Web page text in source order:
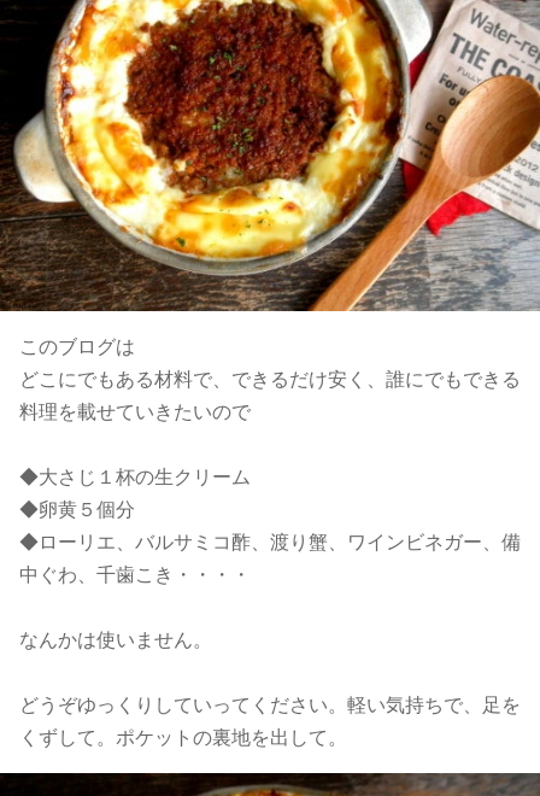
このブログは
どこにでもある材料で、できるだけ安く、誰にでもできる
料理を載せていきたいので
◆大さじ１杯の生クリーム
◆卵黄５個分
◆ローリエ、バルサミコ酢、渡り蟹、ワインビネガー、備
中ぐわ、千歯こき・・・・
なんかは使いません。
どうぞゆっくりしていってください。軽い気持ちで、足を
くずして。ポケットの裏地を出して。